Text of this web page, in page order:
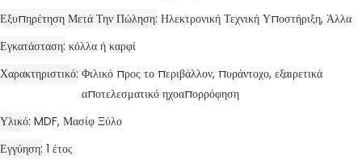
Εξυπηρέτηση Μετά Την Πώληση Ηλεκτρονική Τεχνική Υποστήριξη, Άλλα
Εγκατάσταση κόλλα ή καρφί
Χαρακτηριστικό Φιλικό προς το περιβάλλον, πυράντοχο, εξαιρετικά
αποτελεσματικό ηχοαπορρόφηση
Υλικό MDF, Μασίφ Ξύλο
Εγγύηση 1 έτος